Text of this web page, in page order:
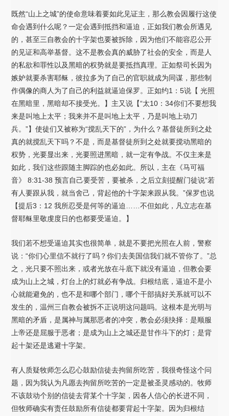
既然“山上之城”的使命意味着要如此见证主，那么教会因履行这使
命会遇到什么呢？一定会遇到抵挡和逼迫，正如我们教会所遇见
的，甚至三自教会的十字架也要被拆除，因为他们不能容忍公开
的见证和高举基督。这不是教会真的威胁了社会的安全，而是人
的私欲和罪性以及黑暗的权势就是要抵挡真理。正如祭司长因为
嫉妒就要杀害耶稣，彼拉多为了自己的官职就成为同谋，那些制
作偶像的商人为了自己的利益就逼迫保罗。正如约1：5说【 光照
在黑暗里，黑暗却不接受光。】主又说【“太10：34你们不要想我
来是叫地上太平；我来并不是叫地上太平，乃是叫地上动刀
兵。”】使徒们又被称为“搅乱天下的”，为什么？基督徒所到之处
真的就搅乱天下吗？不是，而是基督徒所到之处就要搅动黑暗的
权势，光要显出来，光要照进黑暗，就一定有争战。不仅主来是
如此，我们这些跟随主脚踪的也必如此。所以，主在《马可福
音》 8:31-38 预言自己要受苦，要被杀，之后立刻提醒门徒说“若
有人要跟从我，就当舍己，背起他的十字架来跟从我。”保罗也说
【提后3：12 我所忍受是何等的逼迫……不但如此，凡立志在基
督耶稣里敬虔度日的也都要受逼迫。】
我们若不想受逼迫其实也很简单，就是不要把光照在人前，警察
说：“你们心里信不就行了吗？你们去美国信我们就不管你了。”总
之，光只要不照出来，或者光放在斗底下就没有逼迫，但教会要
成为山上之城，灯台上的灯就必有争战。归根结底，逼迫不是小
心就能避免的，也不是和哪个部门，哪个干部搞好关系就可以不
发生的，温州三自教会被拆不正说明这问题吗。这根本是光明与
黑暗的矛盾，是属神与属那恶者的冲突，教会必须抉择：是顺服
上帝还是屈服于恶者；是成为山上之城还是甘作斗下的灯；是背
起十架还是逃避十字架。
有人质疑牧师怎么忍心鼓励信徒去拘留所吃苦，我很奇怪这个问
题，因为我认为凡愿去拘留所吃苦的一定是被圣灵感动的。牧师
不该鼓动个别的信徒去背某个十字架，因各人信心的长进不同，
但牧师确实有责任鼓励所有信徒都要背起十字架。因为归根结